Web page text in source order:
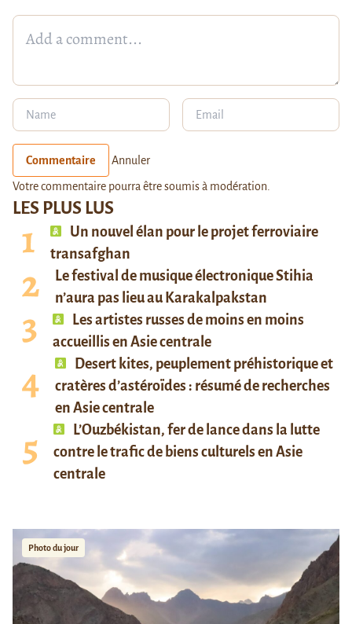
LES PLUS LUS
Un nouvel élan pour le projet ferroviaire
transafghan
Le festival de musique électronique Stihia
n’aura pas lieu au Karakalpakstan
Les artistes russes de moins en moins
accueillis en Asie centrale
Desert kites, peuplement préhistorique et
cratères d’astéroïdes : résumé de recherches
en Asie centrale
L’Ouzbékistan, fer de lance dans la lutte
contre le trafic de biens culturels en Asie
centrale
Photo du jour
Commentaire Annuler
Votre commentaire pourra être soumis à modération.